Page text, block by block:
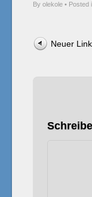
By olekole • Posted
Post navigation
Neuer